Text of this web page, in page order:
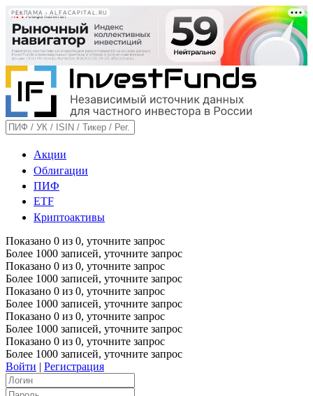
РЕКЛАМА • ALFACAPITAL.RU
Акции
Облигации
ПИФ
ETF
Криптоактивы
Показано 0 из 0, уточните запрос
Более 1000 записей, уточните запрос
Показано 0 из 0, уточните запрос
Более 1000 записей, уточните запрос
Показано 0 из 0, уточните запрос
Более 1000 записей, уточните запрос
Показано 0 из 0, уточните запрос
Более 1000 записей, уточните запрос
Показано 0 из 0, уточните запрос
Более 1000 записей, уточните запрос
Войти | Регистрация